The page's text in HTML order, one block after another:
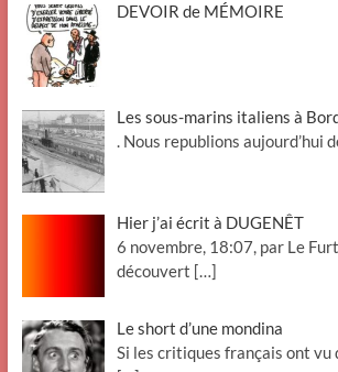
DEVOIR de MÉMOIRE
Les sous-marins italiens à
. Nous republions aujourd’hui
Hier j’ai écrit à DUGENÊT
6 novembre, 18:07, par Le
découvert […]
Le short d’une mondina
Si les critiques français ont vu